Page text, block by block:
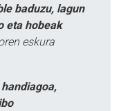
baduzu, lagun
eta hobeak
eskura